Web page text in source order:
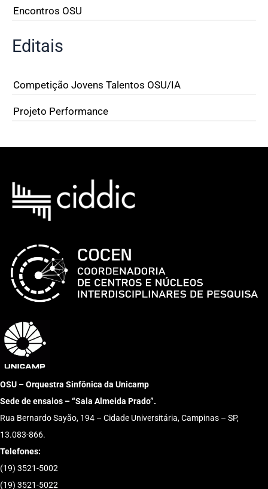
Encontros OSU
Editais
Competição Jovens Talentos OSU/IA
Projeto Performance
OSU – Orquestra Sinfônica da Unicamp
Sede de ensaios – “Sala Almeida Prado”.
Rua Bernardo Sayão, 194 – Cidade Universitária, Campinas – SP,
13.083-866.
Telefones:
(19) 3521-5002
(19) 3521-5022